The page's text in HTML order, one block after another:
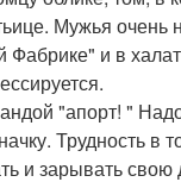
Мужья очень
и в
"апорт! "
Трудность в
и зарывать